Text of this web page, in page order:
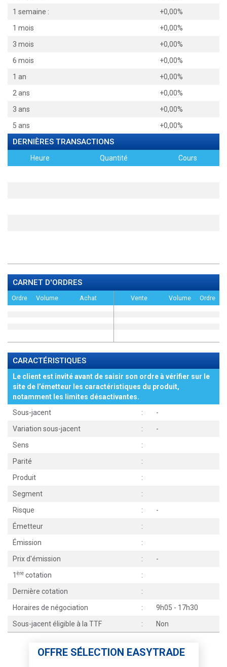
1 semaine :
+0,00%
1 mois
+0,00%
3 mois
+0,00%
6 mois
+0,00%
1 an
+0,00%
2 ans
+0,00%
3 ans
+0,00%
5 ans
+0,00%
DERNIÈRES TRANSACTIONS
Heure Quantité Cours
CARNET D'ORDRES
Ordre Volume Achat Vente Volume Ordre
CARACTÉRISTIQUES
Le client est invité avant de saisir son ordre à vérifier sur le
site de l’émetteur les caractéristiques du produit,
notamment les limites désactivantes.
Sous-jacent
:
-
Variation sous-jacent
:
-
Sens
:
Parité
:
Produit
:
Segment
:
Risque
:
-
Émetteur
:
Émission
:
Prix d'émission
:
-
1 ère cotation
:
Dernière cotation
:
Horaires de négociation
:
9h05 - 17h30
Sous-jacent éligible à la TTF
: Non
OFFRE SÉLECTION EASYTRADE